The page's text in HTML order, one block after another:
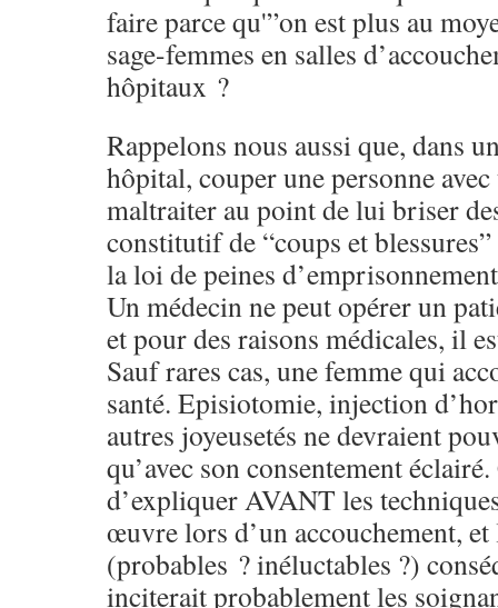
faire parce qu'”on est plus au
sage-femmes en salles
hôpitaux ?
Rappelons nous aussi que, dans
hôpital, couper une personne
maltraiter au point de lui briser
constitutif de “coups et
la loi de peines
Un médecin ne peut opérer un
et pour des raisons médicales, il
Sauf rares cas, une femme qui
santé. Episiotomie, injection
autres joyeusetés ne devraient
qu’avec son consentement
d’expliquer AVANT les
œuvre lors d’un accouchement,
(probables ? inéluctables ?)
inciterait probablement les